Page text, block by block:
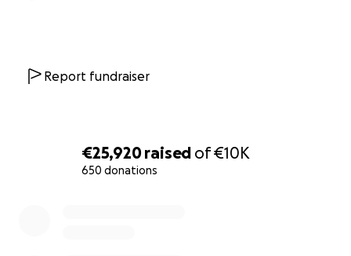
€25,920raised of€10K
650 donations
Report fundraiser